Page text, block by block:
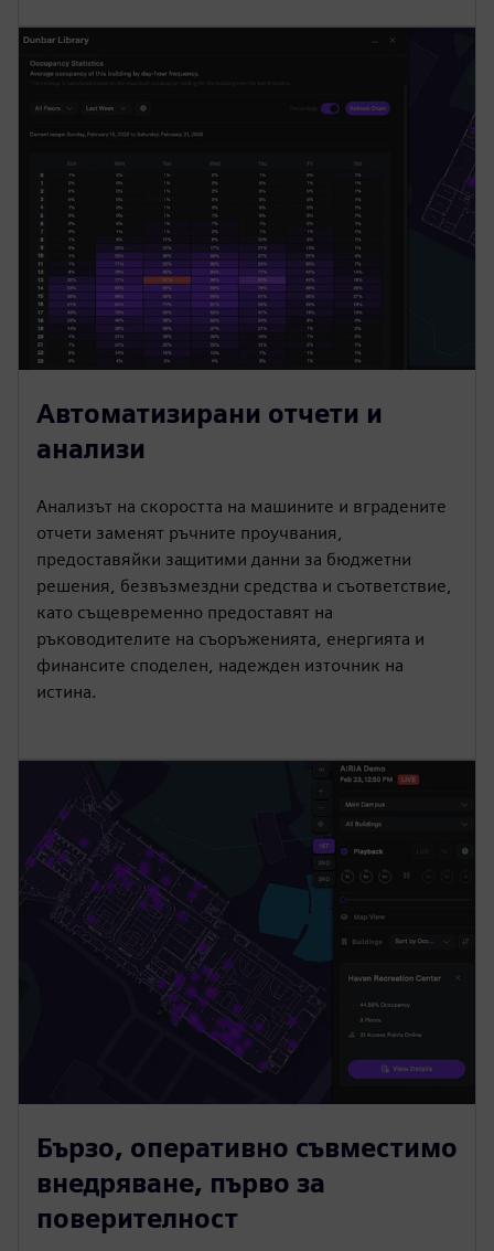
Автоматизирани отчети и
анализи
Анализът на скоростта на машините и вградените
отчети заменят ръчните проучвания,
предоставяйки защитими данни за бюджетни
решения, безвъзмездни средства и съответствие,
като същевременно предоставят на
ръководителите на съоръженията, енергията и
финансите споделен, надежден източник на
истина.
Бързо, оперативно съвместимо
внедряване, първо за
поверителност